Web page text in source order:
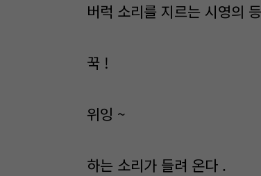
버럭 소리를 지르는 시영의
꾹 !
위잉 ~
하는 소리가 들려 온다 .